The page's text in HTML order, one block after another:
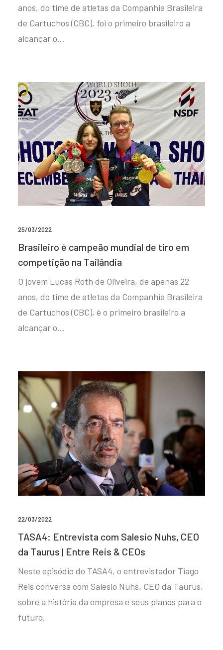
anos, do time de atletas da Companhia Brasileira
de Cartuchos (CBC), foi o primeiro brasileiro a
alcançar o…
25/03/2022
Brasileiro é campeão mundial de tiro em
competição na Tailândia
O jovem Lucas Roth de Oliveira, de apenas 22
anos, do time de atletas da Companhia Brasileira
de Cartuchos (CBC), é o primeiro brasileiro a
alcançar o…
22/03/2022
TASA4: Entrevista com Salesio Nuhs, CEO
da Taurus | Entre Reis & CEOs
Neste episódio do TASA4, o entrevistador Tiago
Reis conversa com Salesio Nuhs, CEO da Taurus,
sobre a história da empresa e seus planos para o
futuro.